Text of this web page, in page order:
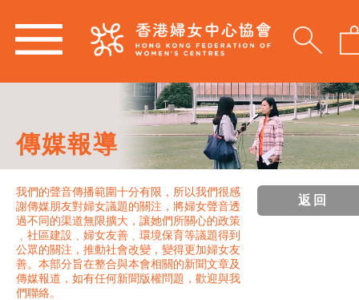
傳媒報導
我們的聲音傳播範圍十分有限，所以我們很感
謝傳媒朋友對婦女議題的關注，將婦女聲音透
過不同的渠道無限擴大，讓她們所關心的政策
﹑社區建設﹑婦女友善﹑環境保育等議題得到
公眾的關注，推動社會改變，變得更加婦女友
善。本部分旨在整合與本會相關的新聞文章及
傳媒報道，如有任何新聞版權問題，歡迎與我
們聯絡。
返回